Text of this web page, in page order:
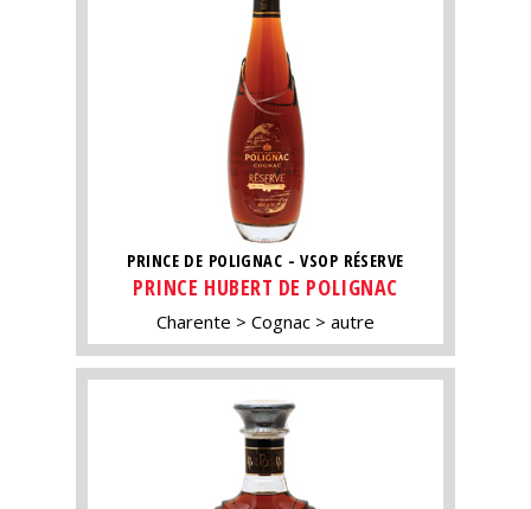
PRINCE DE POLIGNAC - VSOP RÉSERVE
PRINCE HUBERT DE POLIGNAC
Charente Cognac autre